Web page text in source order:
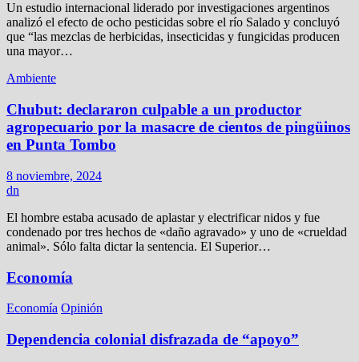
Un estudio internacional liderado por investigaciones argentinos
analizó el efecto de ocho pesticidas sobre el río Salado y concluyó
que “las mezclas de herbicidas, insecticidas y fungicidas producen
una mayor…
Ambiente
Chubut: declararon culpable a un productor
agropecuario por la masacre de cientos de pingüinos
en Punta Tombo
8 noviembre, 2024
dn
El hombre estaba acusado de aplastar y electrificar nidos y fue
condenado por tres hechos de «daño agravado» y uno de «crueldad
animal». Sólo falta dictar la sentencia. El Superior…
Economía
Economía Opinión
Dependencia colonial disfrazada de “apoyo”